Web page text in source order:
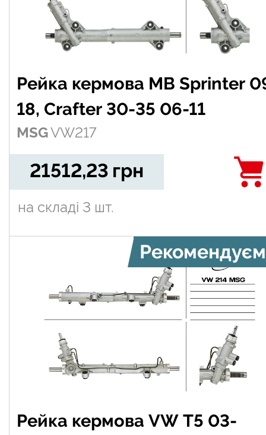
Рейка кермова MB Sprinter
18, Crafter 30-35 06-11
MSGVW217
21512,23 грн
на складі 3 шт.
Рейка кермова VW T5 03-